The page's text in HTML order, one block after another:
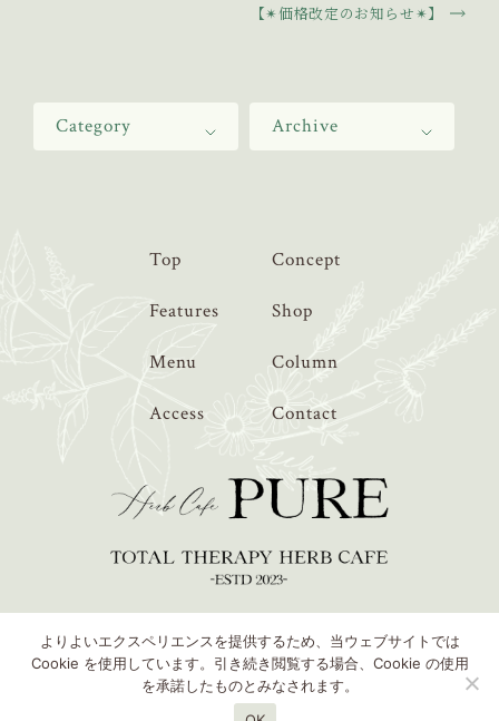
【✴︎価格改定のお知らせ✴︎】
Category Archive
Top Concept
Features Shop
Menu Column
Access Contact
よりよいエクスペリエンスを提供するため、当ウェブサイトでは
Cookie を使用しています。引き続き閲覧する場合、Cookie の使用
を承諾したものとみなされます。